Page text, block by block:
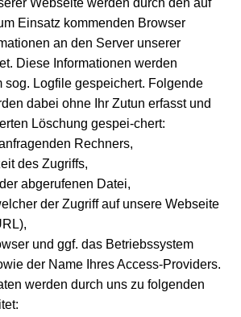
Webseite werden durch den auf
Einsatz kommenden Browser
an den Server unserer
Diese Informationen werden
sog. Logfile gespeichert. Folgende
dabei ohne Ihr Zutun erfasst und
Löschung gespei-chert:
Rechners,
des Zugriffs,
abgerufenen Datei,
der Zugriff auf unsere Webseite
und ggf. das Betriebssystem
der Name Ihres Access-Providers.
werden durch uns zu folgenden